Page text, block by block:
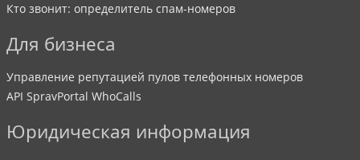
Кто звонит: определитель спам-номеров
Для бизнеса
Управление репутацией пулов телефонных номеров
API SpravPortal WhoCalls
Юридическая информация